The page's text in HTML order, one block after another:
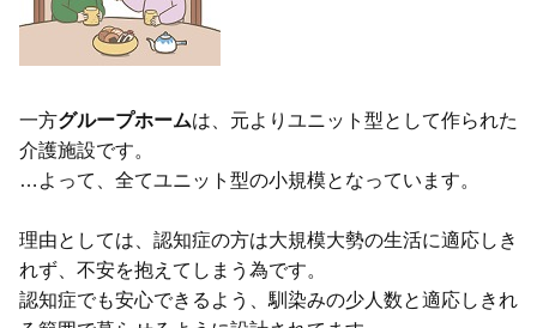
一方グループホームは、元よりユニット型として作られた
介護施設です。
…よって、全てユニット型の小規模となっています。
理由としては、認知症の方は大規模大勢の生活に適応しき
れず、不安を抱えてしまう為です。
認知症でも安心できるよう、馴染みの少人数と適応しきれ